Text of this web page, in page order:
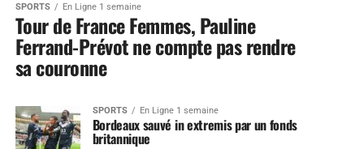
SPORTS En Ligne 1 semaine
Tour de France Femmes, Pauline
Ferrand-Prévot ne compte pas rendre
sa couronne
SPORTS En Ligne 1 semaine
Bordeaux sauvé in extremis par un fonds
britannique